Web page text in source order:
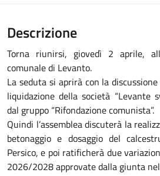
Descrizione
Torna riunirsi, giovedì 2 aprile,
comunale di Levanto.
La seduta si aprirà con la
liquidazione della società “Levante
dal gruppo “Rifondazione comunista”.
Quindi l’assemblea discuterà la
betonaggio e dosaggio del
Persico, e poi ratificherà due
2026/2028 approvate dalla giunta